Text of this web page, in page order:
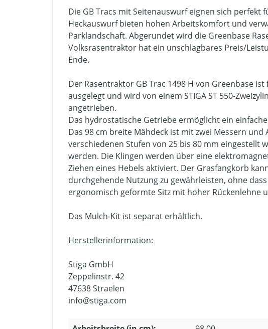
Die GB Tracs mit Seitenauswurf eignen sich
Heckauswurf bieten hohen Arbeitskomfort und
Parklandschaft. Abgerundet wird die Greenbase
Volksrasentraktor hat ein unschlagbares Preis/
Ende.
Der Rasentraktor GB Trac 1498 H von Greenbase
ausgelegt und wird von einem STIGA ST 550-
angetrieben.
Das hydrostatische Getriebe ermöglicht ein
Das 98 cm breite Mähdeck ist mit zwei Messern
verschiedenen Stufen von 25 bis 80 mm eingestellt
werden. Die Klingen werden über eine
Ziehen eines Hebels aktiviert. Der Grasfangkorb
durchgehende Nutzung zu gewährleisten, ohne
ergonomisch geformte Sitz mit hoher Rückenlehne
Das Mulch-Kit ist separat erhältlich.
Herstellerinformation:
Stiga GmbH
Zeppelinstr. 42
47638 Straelen
info@stiga.com